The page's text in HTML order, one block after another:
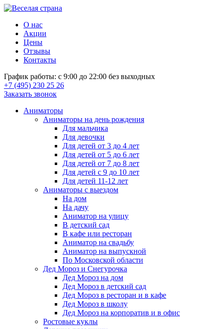
О нас
Акции
Цены
Отзывы
Контакты
График работы: с 9:00 до 22:00 без выходных
+7 (495) 230 25 26
Заказать звонок
Аниматоры
Аниматоры на день рождения
Для мальчика
Для девочки
Для детей от 3 до 4 лет
Для детей от 5 до 6 лет
Для детей от 7 до 8 лет
Для детей с 9 до 10 лет
Для детей 11-12 лет
Аниматоры с выездом
На дом
На дачу
Аниматор на улицу
В детский сад
В кафе или ресторан
Аниматор на свадьбу
Аниматор на выпускной
По Московской области
Дед Мороз и Снегурочка
Дед Мороз на дом
Дед Мороз в детский сад
Дед Мороз в ресторан и в кафе
Дед Мороз в школу
Дед Мороз на корпоратив и в офис
Ростовые куклы